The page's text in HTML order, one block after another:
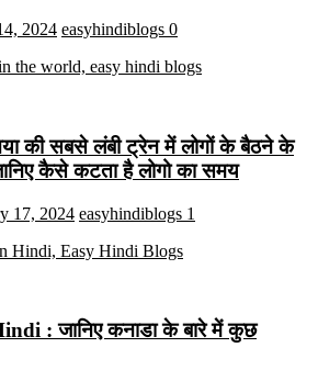
2024 easyhindiblogs 0
की सबसे लंबी ट्रेन में लोगों के बैठने के
कैसे कटता है लोगो का समय
17, 2024 easyhindiblogs 1
: जानिए कनाडा के बारे में कुछ